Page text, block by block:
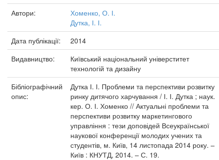
Автори:
Хоменко, О. І.
Дутка, І. І.
Дата публікації:
2014
Видавництво:
Київський національний універститет
технологій та дизайну
Бібліографічний
опис:
Дутка І. І. Проблеми та перспективи розвитку
ринку дитячого харчування / І. І. Дутка ; наук.
кер. О. І. Хоменко // Актуальні проблеми та
перспективи розвитку маркетингового
управління : тези доповідей Всеукраїнської
наукової конференції молодих учених та
студентів, м. Київ, 14 листопада 2014 року. –
Київ : КНУТД, 2014. – С. 19.